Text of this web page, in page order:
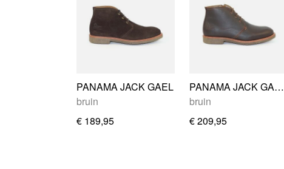
PANAMA JACK GAEL
bruin
€ 189,95
PANAMA JACK GARETH IGLOO
bruin
€ 209,95